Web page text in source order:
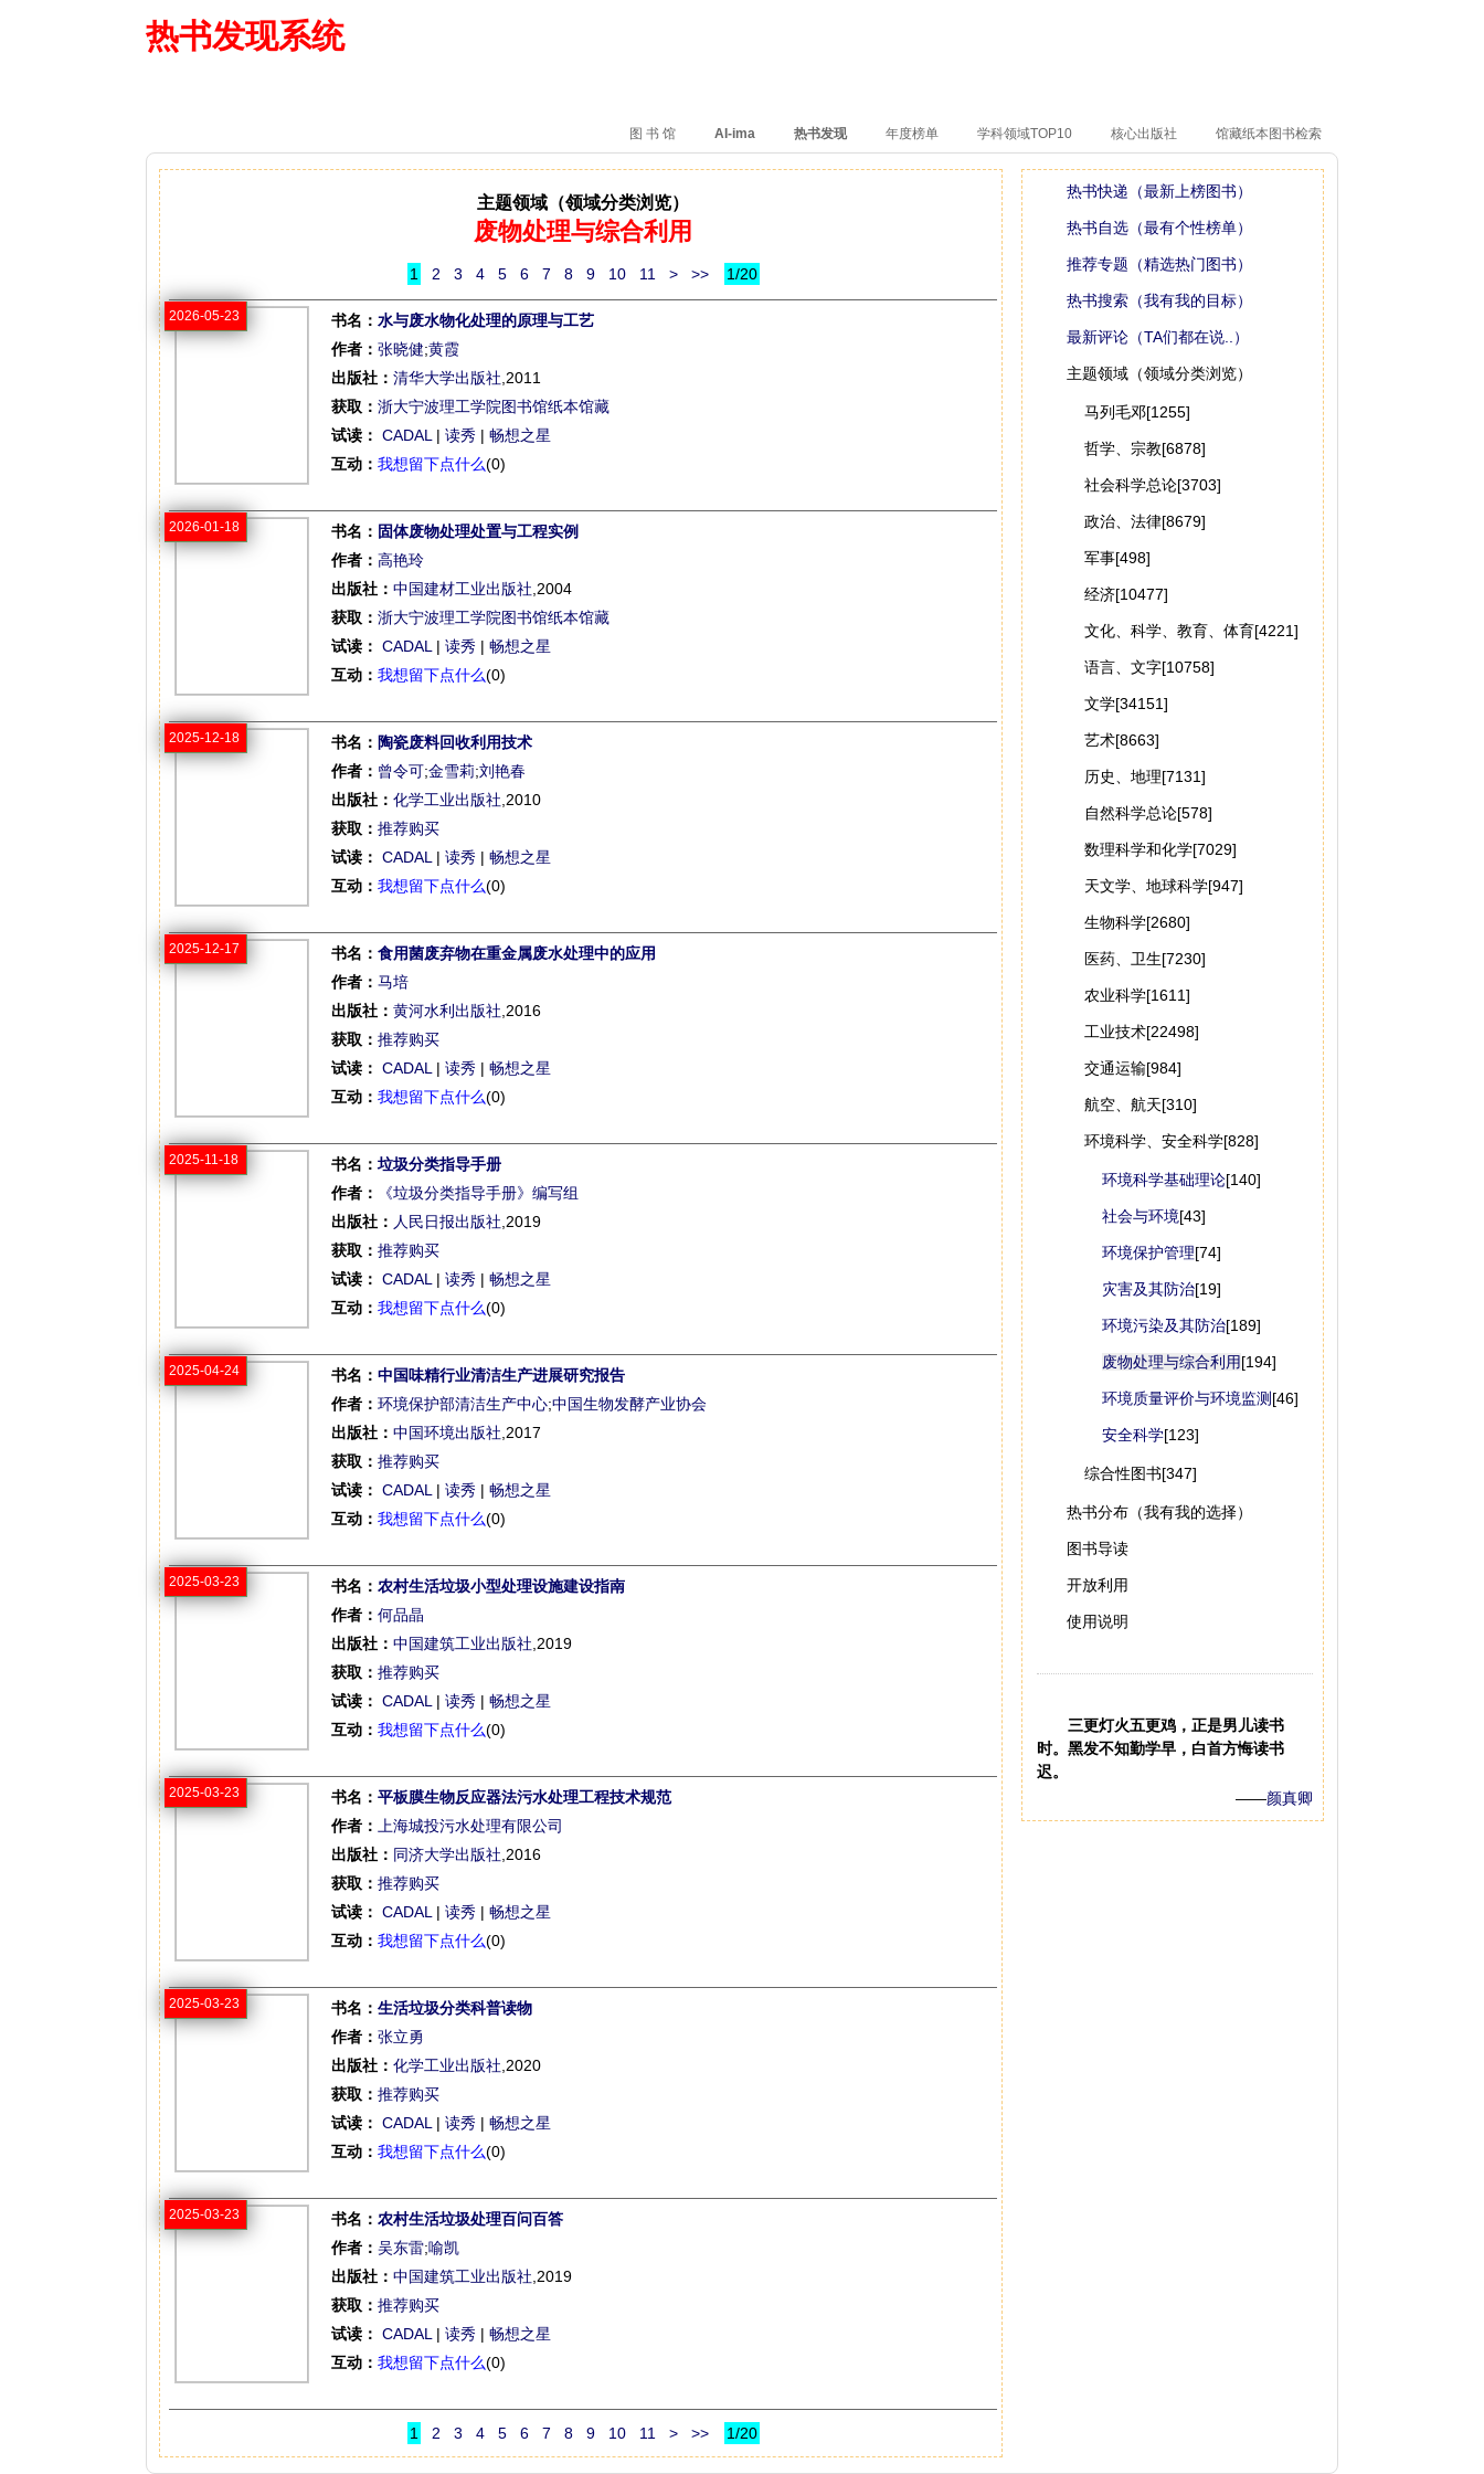
热书发现系统
图 书 馆 AI-ima 热书发现 年度榜单 学科领域TOP10 核心出版社 馆藏纸本图书检索
主题领域（领域分类浏览）
废物处理与综合利用
1 2 3 4 5 6 7 8 9 10 11 > >> 1/20
2026-05-23 书名： 水与废水物化处理的原理与工艺
作者： 张晓健;黄霞
出版社： 清华大学出版社 ,2011
获取： 浙大宁波理工学院图书馆纸本馆藏
试读： CADAL | 读秀 | 畅想之星
互动： 我想留下点什么(0)
2026-01-18 书名： 固体废物处理处置与工程实例
作者： 高艳玲
出版社： 中国建材工业出版社 ,2004
获取： 浙大宁波理工学院图书馆纸本馆藏
试读： CADAL | 读秀 | 畅想之星
互动： 我想留下点什么(0)
2025-12-18 书名： 陶瓷废料回收利用技术
作者： 曾令可;金雪莉;刘艳春
出版社： 化学工业出版社 ,2010
获取： 推荐购买
试读： CADAL | 读秀 | 畅想之星
互动： 我想留下点什么(0)
2025-12-17 书名： 食用菌废弃物在重金属废水处理中的应用
作者： 马培
出版社： 黄河水利出版社 ,2016
获取： 推荐购买
试读： CADAL | 读秀 | 畅想之星
互动： 我想留下点什么(0)
2025-11-18 书名：垃圾分类指导手册
作者：
《垃圾分类指导手册》编写组
出版社： 人民日报出版社 ,2019
获取： 推荐购买
试读： CADAL | 读秀 | 畅想之星
互动： 我想留下点什么(0)
2025-04-24 书名： 中国味精行业清洁生产进展研究报告
作者： 环境保护部清洁生产中心;中国生物发酵产业协会
出版社： 中国环境出版社 ,2017
获取： 推荐购买
试读： CADAL | 读秀 | 畅想之星
互动： 我想留下点什么(0)
2025-03-23 书名： 农村生活垃圾小型处理设施建设指南
作者： 何品晶
出版社： 中国建筑工业出版社 ,2019
获取： 推荐购买
试读： CADAL | 读秀 | 畅想之星
互动： 我想留下点什么(0)
2025-03-23 书名： 平板膜生物反应器法污水处理工程技术规范
作者：
上海城投污水处理有限公司
出版社： 同济大学出版社 ,2016
获取： 推荐购买
试读： CADAL | 读秀 | 畅想之星
互动： 我想留下点什么(0)
2025-03-23 书名： 生活垃圾分类科普读物
作者： 张立勇
出版社： 化学工业出版社 ,2020
获取： 推荐购买
试读： CADAL | 读秀 | 畅想之星
互动： 我想留下点什么(0)
2025-03-23 书名： 农村生活垃圾处理百问百答
作者： 吴东雷;喻凯
出版社： 中国建筑工业出版社 ,2019
获取： 推荐购买
试读： CADAL | 读秀 | 畅想之星
互动： 我想留下点什么(0)
1 2 3 4 5 6 7 8 9 10 11 > >> 1/20
热书快递（最新上榜图书）
热书自选（最有个性榜单）
推荐专题（精选热门图书）
热书搜索（我有我的目标）
最新评论（TA们都在说..）
主题领域（领域分类浏览）
马列毛邓[1255]
哲学、宗教[6878]
社会科学总论[3703]
政治、法律[8679]
军事[498]
经济[10477]
文化、科学、教育、体育[4221]
语言、文字[10758]
文学[34151]
艺术[8663]
历史、地理[7131]
自然科学总论[578]
数理科学和化学[7029]
天文学、地球科学[947]
生物科学[2680]
医药、卫生[7230]
农业科学[1611]
工业技术[22498]
交通运输[984]
航空、航天[310]
环境科学、安全科学[828]
环境科学基础理论[140]
社会与环境[43]
环境保护管理[74]
灾害及其防治[19]
环境污染及其防治[189]
废物处理与综合利用[194]
环境质量评价与环境监测 [46]
安全科学[123]
综合性图书[347]
热书分布（我有我的选择）
图书导读
开放利用
使用说明
三更灯火五更鸡，正是男儿读书
时。黑发不知勤学早，白首方悔读书
迟。
——颜真卿